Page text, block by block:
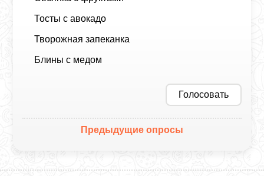
Тосты с авокадо
Творожная запеканка
Блины с медом
Голосовать
Предыдущие опросы